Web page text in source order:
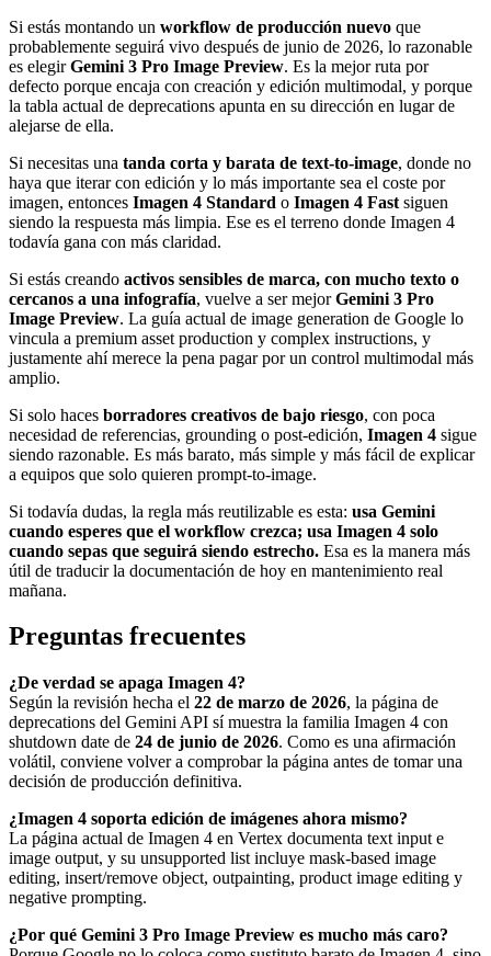
Si estás montando un workflow de producción nuevo que
probablemente seguirá vivo después de junio de 2026, lo razonable
es elegirGemini 3 Pro Image Preview. Es la mejor ruta por
defecto porque encaja con creación y edición multimodal, y porque
la tabla actual de deprecations apunta en su dirección en lugar de
alejarse de ella.
Si necesitas una tanda corta y barata de text-to-image, donde no
haya que iterar con edición y lo más importante sea el coste por
imagen, entonces Imagen 4 Standard o Imagen 4 Fast siguen
siendo la respuesta más limpia. Ese es el terreno donde Imagen 4
todavía gana con más claridad.
Si estás creando activos sensibles de marca, con mucho texto o
cercanos a una infografía, vuelve a ser mejorGemini 3 Pro
Image Preview. La guía actual de image generation de Google lo
vincula a premium asset production y complex instructions, y
justamente ahí merece la pena pagar por un control multimodal más
amplio.
Si solo haces borradores creativos de bajo riesgo, con poca
necesidad de referencias, grounding o post-edición, Imagen 4 sigue
siendo razonable. Es más barato, más simple y más fácil de explicar
a equipos que solo quieren prompt-to-image.
Si todavía dudas, la regla más reutilizable es esta: usa Gemini
cuando esperes que el workflow crezca; usa Imagen 4 solo
cuando sepas que seguirá siendo estrecho. Esa es la manera más
útil de traducir la documentación de hoy en mantenimiento real
mañana.
Preguntas frecuentes
¿De verdad se apaga Imagen 4?
Según la revisión hecha el 22 de marzo de 2026, la página de
deprecations del Gemini API sí muestra la familia Imagen 4 con
shutdown date de 24 de junio de 2026. Como es una afirmación
volátil, conviene volver a comprobar la página antes de tomar una
decisión de producción definitiva.
¿Imagen 4 soporta edición de imágenes ahora mismo?
La página actual de Imagen 4 en Vertex documenta text input e
image output, y su unsupported list incluye mask-based image
editing, insert/remove object, outpainting, product image editing y
negative prompting.
¿Por qué Gemini 3 Pro Image Preview es mucho más caro?